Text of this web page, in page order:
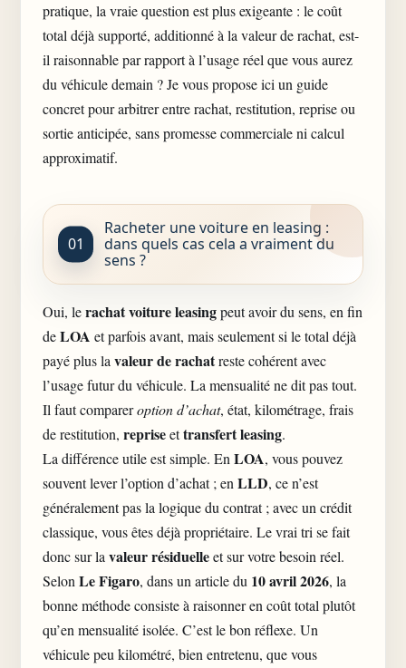
pratique, la vraie question est plus exigeante : le coût
total déjà supporté, additionné à la valeur de rachat, est-
il raisonnable par rapport à l’usage réel que vous aurez
du véhicule demain ? Je vous propose ici un guide
concret pour arbitrer entre rachat, restitution, reprise ou
sortie anticipée, sans promesse commerciale ni calcul
approximatif.
Racheter une voiture en leasing :
dans quels cas cela a vraiment du
sens ?
Oui, lerachatvoiture leasingpeut avoir du sens, en fin
deLOA et parfois avant, mais seulement si le total déjà
payé plus la valeur de rachatreste cohérent avec
l’usage futur du véhicule. La mensualité ne dit pas tout.
Il faut compareroption d’achat, état, kilométrage, frais
de restitution, repriseettransfert leasing.
La différence utile est simple. En LOA, vous pouvez
souvent lever l’option d’achat ; en LLD, ce n’est
généralement pas la logique du contrat ; avec un crédit
classique, vous êtes déjà propriétaire. Le vrai tri se fait
donc sur la valeur résiduelleet sur votre besoin réel.
Selon Le Figaro, dans un article du 10 avril 2026, la
bonne méthode consiste à raisonner en coût total plutôt
qu’en mensualité isolée. C’est le bon réflexe. Un
véhicule peu kilométré, bien entretenu, que vous